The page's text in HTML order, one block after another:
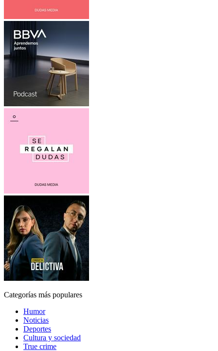
Categorías más populares
Humor
Noticias
Deportes
Cultura y sociedad
True crime